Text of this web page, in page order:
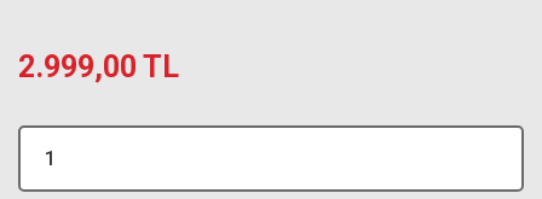
2.999,00 TL